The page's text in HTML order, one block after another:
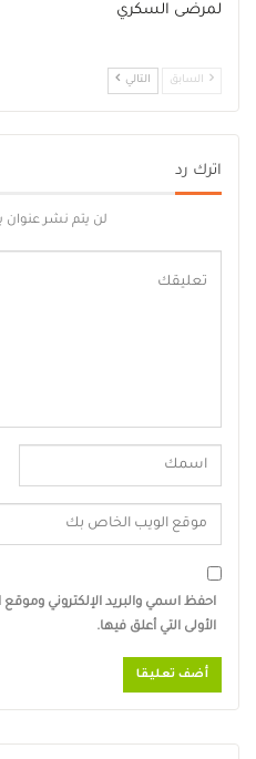
لمرضى السكري
السابق التالي
اترك رد
لن يتم نشر عنوان
احفظ اسمي والبريد الإلكتروني
الأولى التي أعلق فيها.